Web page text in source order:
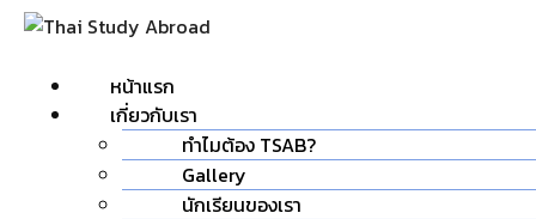
หน้าแรก
เกี่ยวกับเรา
ทำไมต้อง TSAB?
Gallery
นักเรียนของเรา